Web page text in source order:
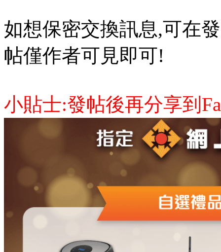
如想保密交換訊息,可在
帖僅作者可見即可!
小貼士:發帖後再分享到